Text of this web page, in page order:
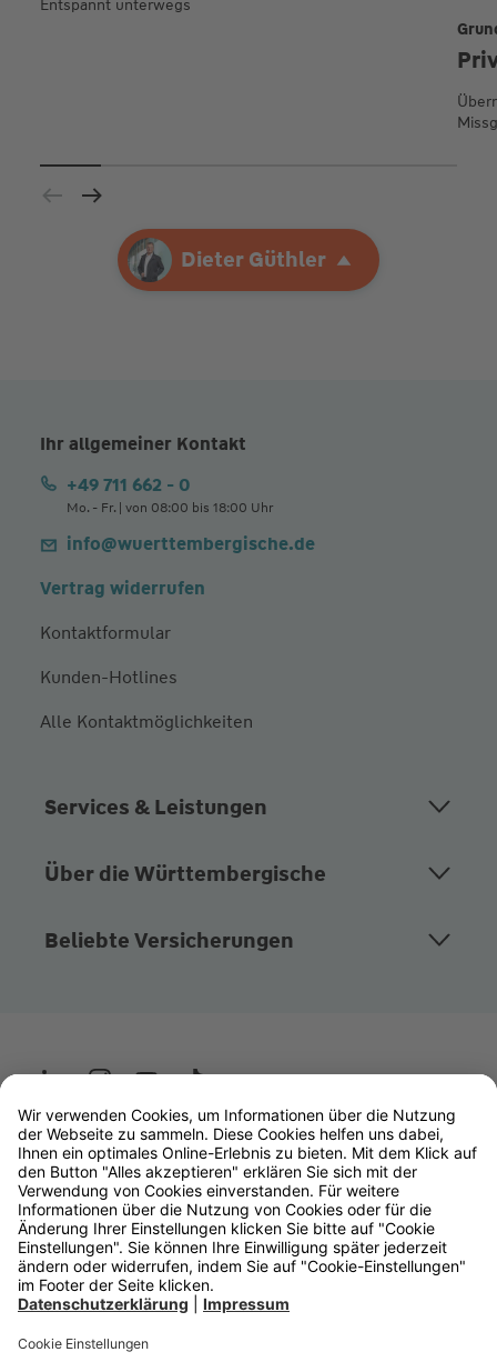
Ihre AgenturDieter Güthler
Dieter Güthler
Entspannt unterwegs
Ihr allgemeiner Kontakt
+49 711 662 - 0
Mo. - Fr. | von 08:00 bis 18:00 Uhr
info@wuerttembergische.de
Vertrag widerrufen
Kontaktformular
Kunden-Hotlines
Alle Kontaktmöglichkeiten
Services & Leistungen
Über die Württembergische
Beliebte Versicherungen
Wüstenrot
W&W Gruppe
OLB Bank
Makler
Impressum
Datenschutz
Rechtliche Hinweise